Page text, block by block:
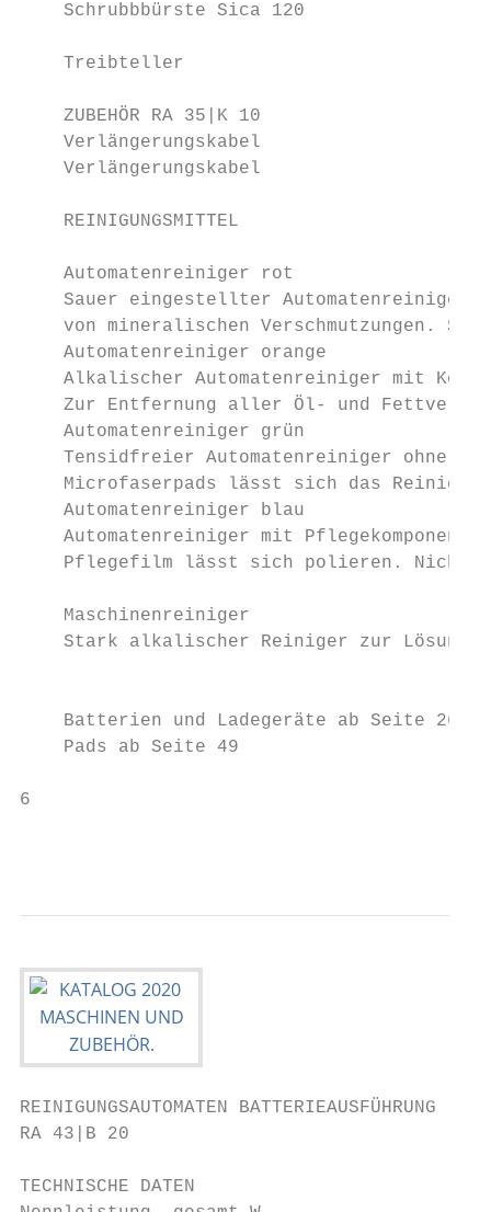
Schrubbbürste Sica 120
Treibteller
ZUBEHÖR RA 35|K 10
Verlängerungskabel
Verlängerungskabel
REINIGUNGSMITTEL
Automatenreiniger rot
Sauer eingestellter Automatenreiniger
von mineralischen Verschmutzungen.
Automatenreiniger orange
Alkalischer Automatenreiniger mit
Zur Entfernung aller Öl- und
Automatenreiniger grün
Tensidfreier Automatenreiniger ohne
Microfaserpads lässt sich das
Automatenreiniger blau
Automatenreiniger mit
Pflegefilm lässt sich polieren. Nicht
    Maschinenreiniger
Stark alkalischer Reiniger zur Lösung
    Batterien und Ladegeräte ab Seite 26
    Pads ab Seite 49
6
REINIGUNGSAUTOMATEN BATTERIEAUSFÜHRUNG
RA 43|B 20
TECHNISCHE DATEN